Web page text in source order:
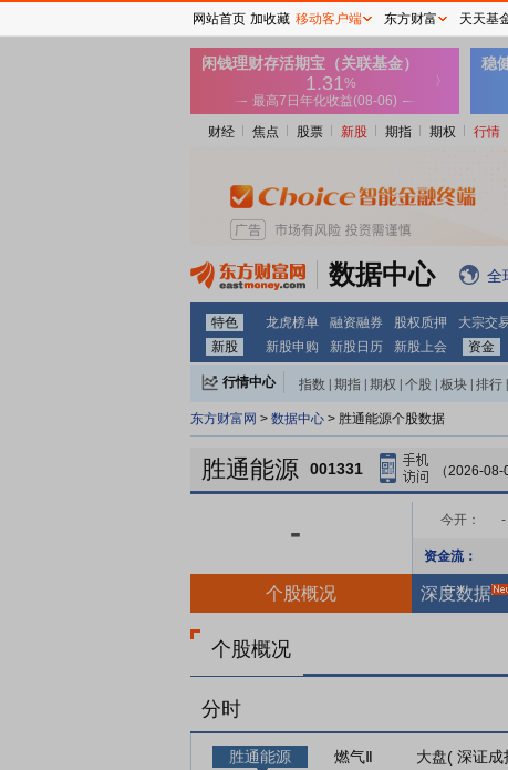
财经 焦点 股票 新股 期指 期权 行情
数据中心 全
特色 龙虎榜单 融资融券 股权质押 大宗交
新股
新股申购 新股日历 新股上会 资金
行情中心 指数 期指 期权 个股 板块 排行
东方财富网 > 数据中心 > 胜通能源个股数据
胜通能源 001331 （2026-
- 今开： -
资金流：
个股概况 深度数据
个股概况
分时
胜通能源 燃气Ⅱ 大盘( 深证成
网站首页 加收藏 移动客户端 东方财富 天天基